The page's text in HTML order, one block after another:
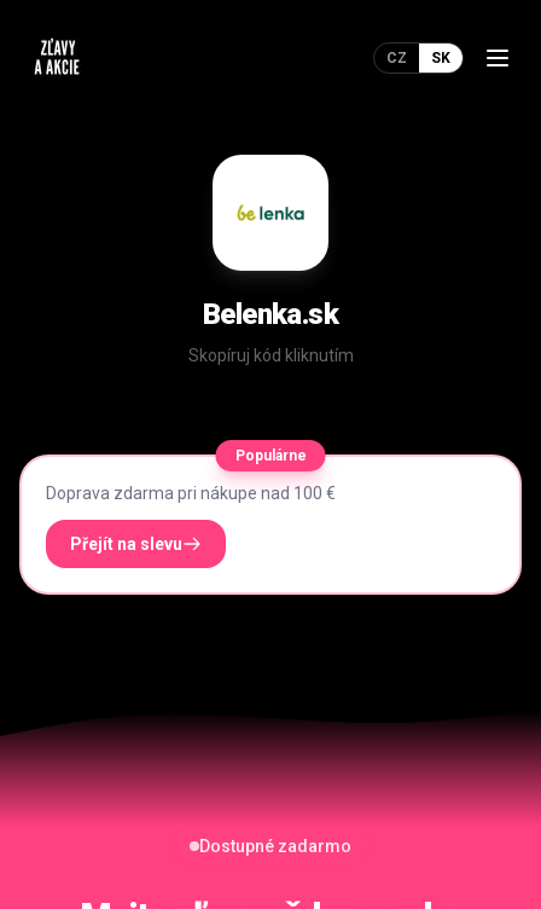
CZ SK
Belenka.sk
Skopíruj kód kliknutím
Populárne
Doprava zdarma pri nákupe nad 100 €
Přejít na slevu
Dostupné zadarmo